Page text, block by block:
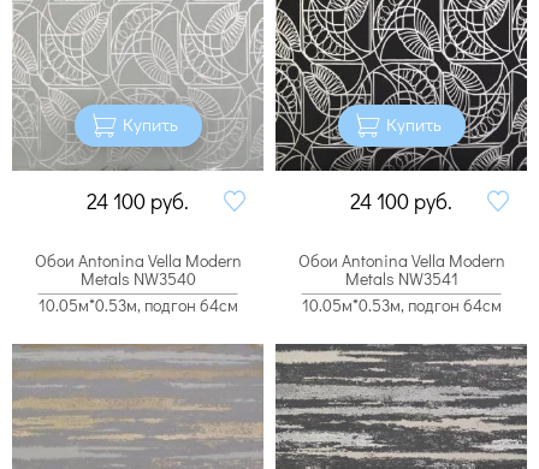
Купить
24 100 руб.
Купить
24 100 руб.
Обои Antonina Vella Modern
Metals NW3540
10.05м*0.53м, подгон 64см
Обои Antonina Vella Modern
Metals NW3541
10.05м*0.53м, подгон 64см